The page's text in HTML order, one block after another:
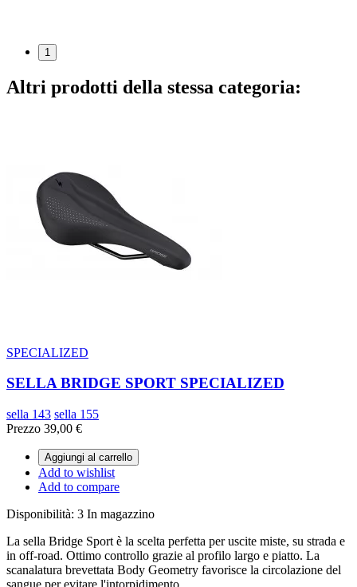
1
Altri prodotti della stessa categoria:
SPECIALIZED
SELLA BRIDGE SPORT SPECIALIZED
sella 143 sella 155
Prezzo 39,00 €
Aggiungi al carrello
Add to wishlist
Add to compare
Disponibilità: 3 In magazzino
La sella Bridge Sport è la scelta perfetta per uscite miste, su strada e
in off-road. Ottimo controllo grazie al profilo largo e piatto. La
scanalatura brevettata Body Geometry favorisce la circolazione del
sangue per evitare l'intorpidimento.